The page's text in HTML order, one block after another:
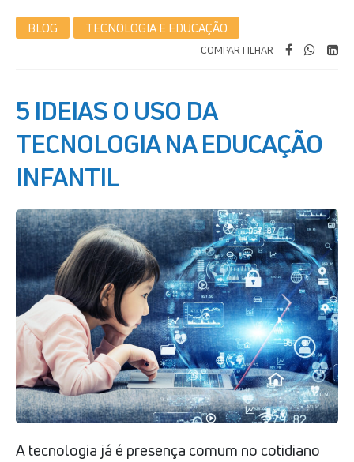
BLOG TECNOLOGIA E EDUCAÇÃO
COMPARTILHAR
5 IDEIAS O USO DA
TECNOLOGIA NA EDUCAÇÃO
INFANTIL
A tecnologia já é presença comum no cotidiano